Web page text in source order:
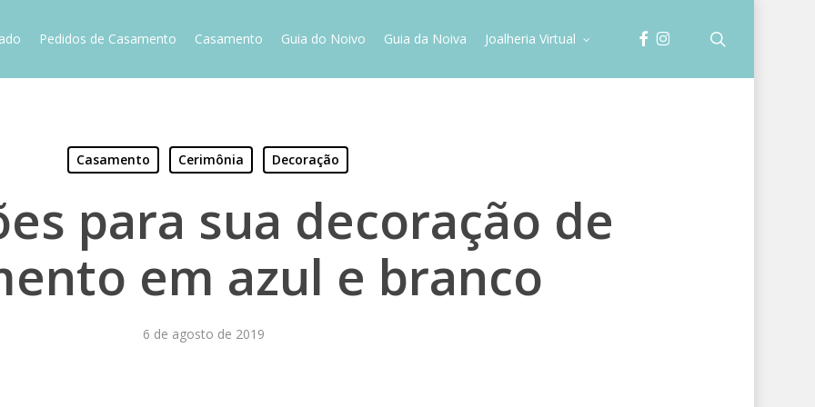
Pedidos de Casamento Casamento Guia do Noivo Guia da Noiva Joalheria Virtual facebookinstagram
Casamento Cerimônia Decoração
para sua decoração de
em azul e branco
6 de agosto de 2019